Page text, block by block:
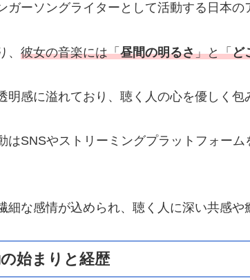
ガーソングライターとして活動する日本の
彼女の音楽には「昼間の明るさ」と「ど
明感に溢れており、聴く人の心を優しく包
はSNSやストリーミングプラットフォーム
細な感情が込められ、聴く人に深い共感や
始まりと経歴